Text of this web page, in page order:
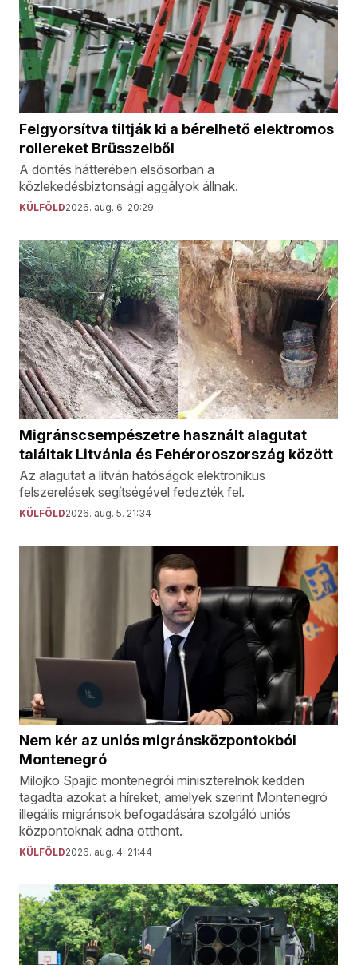
Felgyorsítva tiltják ki a bérelhető elektromos
rollereket Brüsszelből
A döntés hátterében elsősorban a
közlekedésbiztonsági aggályok állnak.
KÜLFÖLD2026. aug. 6. 20:29
Migránscsempészetre használt alagutat
találtak Litvánia és Fehéroroszország között
Az alagutat a litván hatóságok elektronikus
felszerelések segítségével fedezték fel.
KÜLFÖLD2026. aug. 5. 21:34
Nem kér az uniós migránsközpontokból
Montenegró
Milojko Spajic montenegrói miniszterelnök kedden
tagadta azokat a híreket, amelyek szerint Montenegró
illegális migránsok befogadására szolgáló uniós
központoknak adna otthont.
KÜLFÖLD2026. aug. 4. 21:44